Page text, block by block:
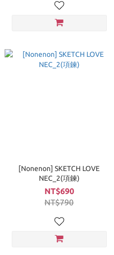
[Nonenon] SKETCH LOVE
NEC_2(項鍊)
NT$690
NT$790